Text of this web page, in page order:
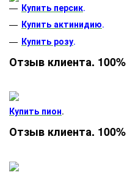
Купить персик.
Купить актинидию.
Купить розу.
Отзыв клиента.
Купить пион.
Отзыв клиента.